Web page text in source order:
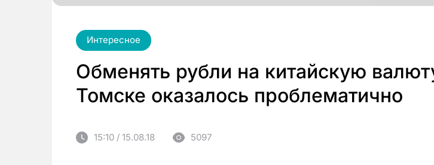
Интересное
Обменять рубли на китайскую
Томске оказалось проблематично
15:10 / 15.08.18 5097